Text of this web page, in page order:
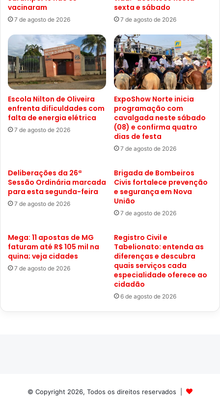
vacinaram
7 de agosto de 2026
sexta e sábado
7 de agosto de 2026
Escola Nilton de Oliveira
enfrenta dificuldades com
falta de energia elétrica
7 de agosto de 2026
ExpoShow Norte inicia
programação com
cavalgada neste sábado
(08) e confirma quatro
dias de festa
7 de agosto de 2026
Deliberações da 26ª
Sessão Ordinária marcada
para esta segunda-feira
7 de agosto de 2026
Brigada de Bombeiros
Civis fortalece prevenção
e segurança em Nova
União
7 de agosto de 2026
Mega: 11 apostas de MG
faturam até R$ 105 mil na
quina; veja cidades
7 de agosto de 2026
Registro Civil e
Tabelionato: entenda as
diferenças e descubra
quais serviços cada
especialidade oferece ao
cidadão
6 de agosto de 2026
© Copyright 2026, Todos os direitos reservados |